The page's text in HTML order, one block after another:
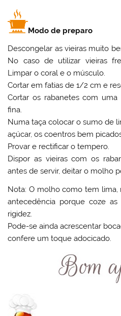
Modo de preparo
Descongelar as vieiras muito
No caso de utilizar vieiras
Limpar o coral e o músculo.
Cortar em fatias de 1/2 cm e
Cortar os rabanetes com
fina.
Numa taça colocar o sumo de
açúcar, os coentros bem
Provar e rectificar o tempero.
Dispor as vieiras com os
antes de servir, deitar o molho
Nota: O molho como tem
antecedência porque coze
rigidez.
Pode-se ainda acrescentar
confere um toque adocicado.